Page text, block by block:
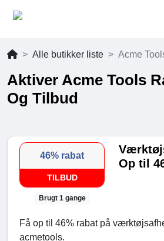
Alle butikker liste Acme
Aktiver Acme Tools
Og Tilbud
46% rabat
TILBUD
Brugt 1 gange
Op til
Få op til 46% rabat på
acmetools.